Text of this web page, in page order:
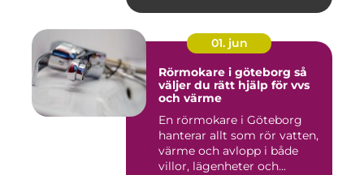
01. jun
Rörmokare i göteborg så
väljer du rätt hjälp för vvs
och värme
En rörmokare i Göteborg
hanterar allt som rör vatten,
värme och avlopp i både
villor, lägenheter och...